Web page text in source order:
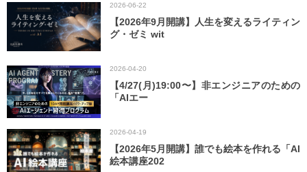
2026-06-22
【2026年9月開講】人生を変えるライティン
グ・ゼミ wit
2026-04-20
【4/27(月)19:00〜】非エンジニアのための
「AIエー
2026-04-19
【2026年5月開講】誰でも絵本を作れる「AI
絵本講座202